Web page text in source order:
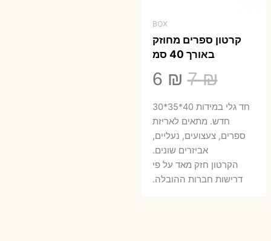
BOX
קרטון ספרים מחוזק
באורך 40 סמ
7₪
המחיר
המקורי
היה:
7 ₪.
6 ₪
הוא:
חד גלי במידות 40*35*30
חדש. מתאים לאריזת
ספרים, צעצועים, נעליים,
אביזרים שונים.
הקרטון חזק מאד על פי
דרישות חברות ההובלה.